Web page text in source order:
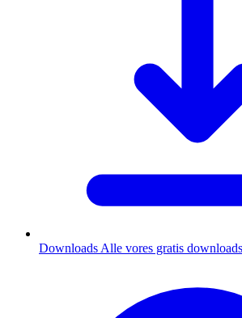
Downloads Alle vores gratis